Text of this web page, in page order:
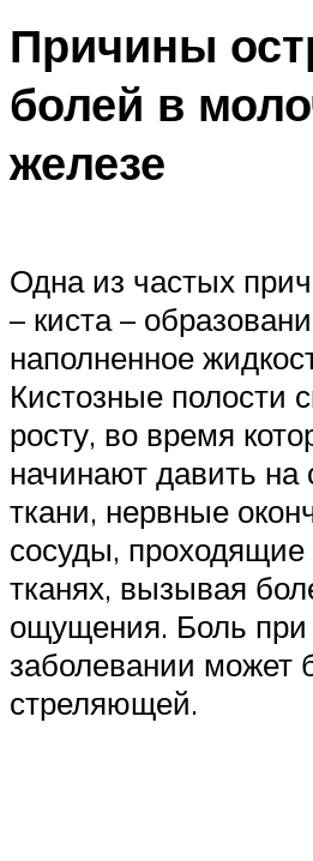
Причины
болей в
железе
Одна из частых
– киста –
наполненное
Кистозные полости
росту, во время
начинают давить на
ткани, нервные
сосуды, проходящие
тканях, вызывая
ощущения. Боль при
заболевании может
стреляющей.